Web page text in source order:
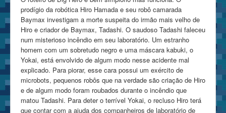
prodígio da robótica Hiro Hamada e seu robô camarada
Baymax investigam a morte suspeita do irmão mais velho de
Hiro e criador de Baymax, Tadashi. O saudoso Tadashi faleceu
num misterioso incêndio em seu laboratório. Um estranho
homem com um sobretudo negro e uma máscara kabuki, o
Yokai, está envolvido de algum modo nesse acidente mal
explicado. Para piorar, esse cara possui um exército de
microbots, pequenos robôs que na verdade são criação de Hiro
e de algum modo foram roubados durante o incêndio que
matou Tadashi. Para deter o terrível Yokai, o recluso Hiro terá
que contar com a ajuda dos companheiros de laboratório de